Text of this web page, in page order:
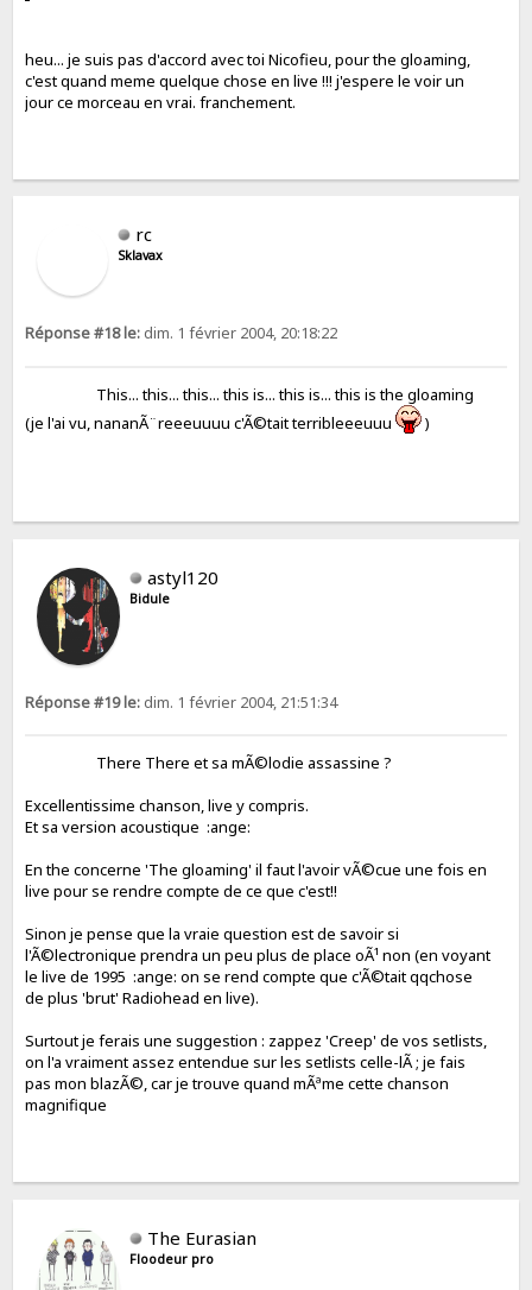
heu... je suis pas d'accord avec toi Nicofieu, pour the gloaming,
c'est quand meme quelque chose en live !!! j'espere le voir un
jour ce morceau en vrai. franchement.
rc
Sklavax
Réponse #18 le: dim. 1 février 2004, 20:18:22
This... this... this... this is... this is... this is the gloaming
(je l'ai vu, nananÃ¨reeeuuuu c'Ã©tait terribleeeuuu
)
astyl120
Bidule
Réponse #19 le: dim. 1 février 2004, 21:51:34
There There et sa mÃ©lodie assassine ?
Excellentissime chanson, live y compris.
Et sa version acoustique :ange:
En the concerne 'The gloaming' il faut l'avoir vÃ©cue une fois en
live pour se rendre compte de ce que c'est!!
Sinon je pense que la vraie question est de savoir si
l'Ã©lectronique prendra un peu plus de place oÃ¹ non (en voyant
le live de 1995 :ange: on se rend compte que c'Ã©tait qqchose
de plus 'brut' Radiohead en live).
Surtout je ferais une suggestion : zappez 'Creep' de vos setlists,
on l'a vraiment assez entendue sur les setlists celle-lÃ ; je fais
pas mon blazÃ©, car je trouve quand mÃªme cette chanson
magnifique
The Eurasian
Floodeur pro